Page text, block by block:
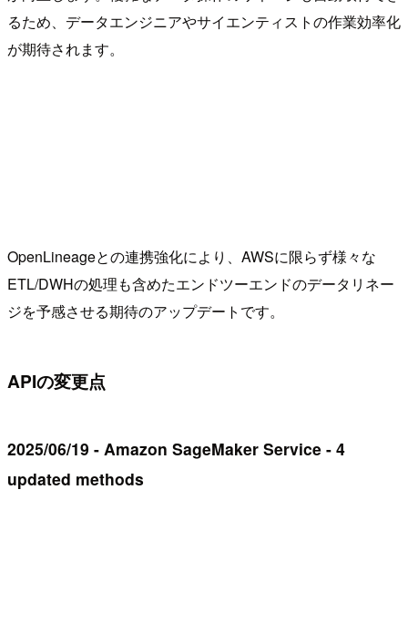
るため、データエンジニアやサイエンティストの作業効率化
が期待されます。
OpenLineageとの連携強化により、AWSに限らず様々な
ETL/DWHの処理も含めたエンドツーエンドのデータリネー
ジを予感させる期待のアップデートです。
APIの変更点
2025/06/19 - Amazon SageMaker Service - 4
updated methods